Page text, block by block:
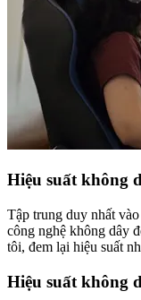
Hiệu suất không
Tập trung duy nhất
công nghệ không dây
tôi, đem lại hiệu suất
Hiệu suất không